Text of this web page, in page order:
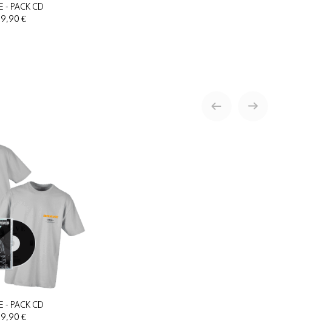
- PACK CD
€
- PACK CD
€